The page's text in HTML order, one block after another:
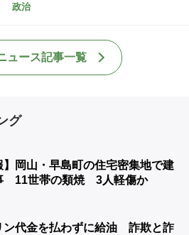
政治
ュース記事一覧
グ
】岡山・早島町の住宅密集地で建
11世帯の類焼 3人軽傷か
ン代金を払わずに給油 詐欺と詐